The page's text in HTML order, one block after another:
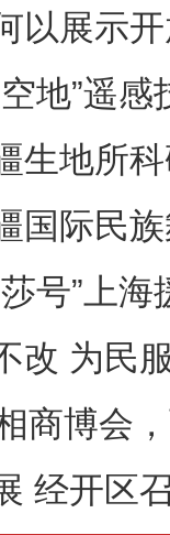
以展示
地”遥
生地所
国际民
号”上
改 为民
商博会
经开区